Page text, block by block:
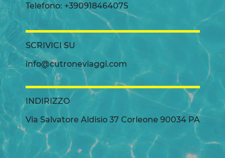
Telefono: +390918464075
SCRIVICI SU
info@cutroneviaggi.com
INDIRIZZO
Via Salvatore Aldisio 37 Corleone 90034 PA